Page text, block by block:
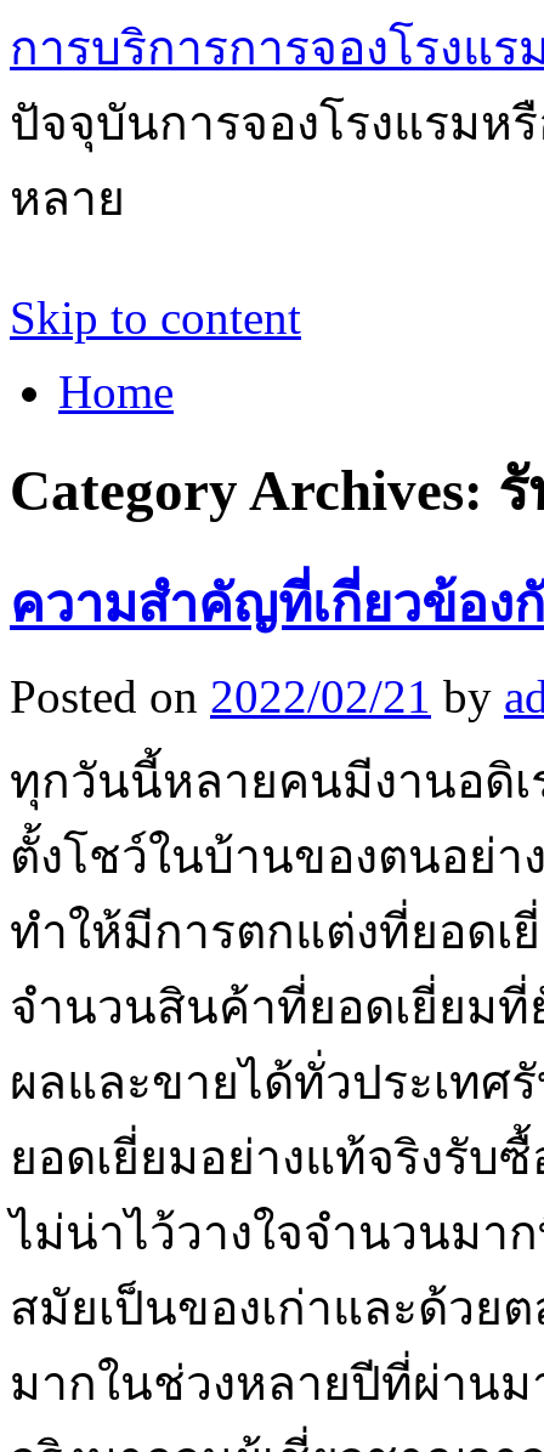
การบริการการจองโรงแ
ปัจจุบันการจองโรงแรมห
หลาย
Skip to content
Home
Category Archives:
ความสำคัญที่เกี่ยวข้อง
Posted on 2022/02/21 by
ทุกวันนี้หลายคนมีงานอดิเ
ตั้งโชว์ในบ้านของตนอย่า
ทำให้มีการตกแต่งที่ยอดเ
จำนวนสินค้าที่ยอดเยี่ยม
ผลและขายได้ทั่วประเทศ
ยอดเยี่ยมอย่างแท้จริงรับ
ไม่น่าไว้วางใจจำนวนม
สมัยเป็นของเก่าและด้วย
มากในช่วงหลายปีที่ผ่าน